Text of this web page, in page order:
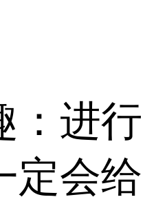
：进行
定会给